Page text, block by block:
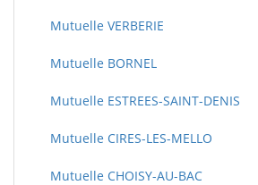
Mutuelle VERBERIE
Mutuelle BORNEL
Mutuelle ESTREES-SAINT-DENIS
Mutuelle CIRES-LES-MELLO
Mutuelle CHOISY-AU-BAC